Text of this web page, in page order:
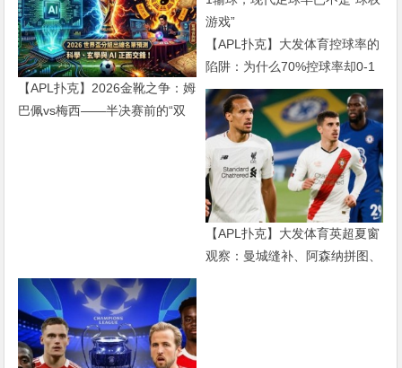
【APL扑克】2026金靴之争：姆
巴佩vs梅西——半决赛前的“双
【APL扑克】大发体育控球率的
陷阱：为什么70%控球率却0-1
输球，现代足球早已不是“球权
游戏”
【APL扑克】大发体育英超夏窗
观察：曼城缝补、阿森纳拼图、